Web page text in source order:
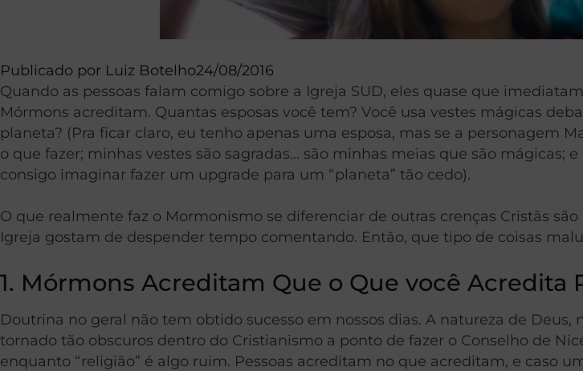
Publicado por Luiz Botelho24/08/2016
Quando as pessoas falam comigo sobre a Igreja SUD, eles quase que
Mórmons acreditam. Quantas esposas você tem? Você usa vestes mágicas
planeta? (Pra ficar claro, eu tenho apenas uma esposa, mas se a personagem
o que fazer; minhas vestes são sagradas… são minhas meias que são
consigo imaginar fazer um upgrade para um “planeta” tão cedo).
O que realmente faz o Mormonismo se diferenciar de outras crenças Cristãs
Igreja gostam de despender tempo comentando. Então, que tipo de coisas
1. Mórmons Acreditam Que o Que você Acredita
Doutrina no geral não tem obtido sucesso em nossos dias. A natureza de
tornado tão obscuros dentro do Cristianismo a ponto de fazer o Conselho de
enquanto “religião” é algo ruim. Pessoas acreditam no que acreditam, e caso